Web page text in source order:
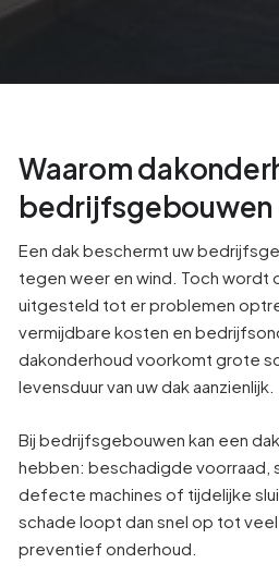
Waarom
bedrijfsgebouwen
Een dak beschermt uw
tegen weer en wind. Toch wordt
uitgesteld tot er problemen
vermijdbare kosten en
dakonderhoud voorkomt grote
levensduur van uw dak aanzienlijk.
Bij bedrijfsgebouwen kan een
hebben: beschadigde voorraad,
defecte machines of tijdelijke
schade loopt dan snel op tot
preventief onderhoud.